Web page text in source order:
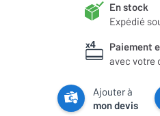
En stock
Expédié
Paiement
avec votre
Ajouter à
mon devis